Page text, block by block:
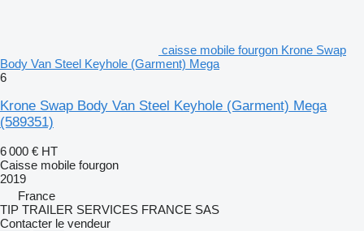
caisse mobile fourgon Krone Swap
Body Van Steel Keyhole (Garment) Mega
6
Krone Swap Body Van Steel Keyhole (Garment) Mega
(589351)
6 000 € HT
Caisse mobile fourgon
2019
France
TIP TRAILER SERVICES FRANCE SAS
Contacter le vendeur